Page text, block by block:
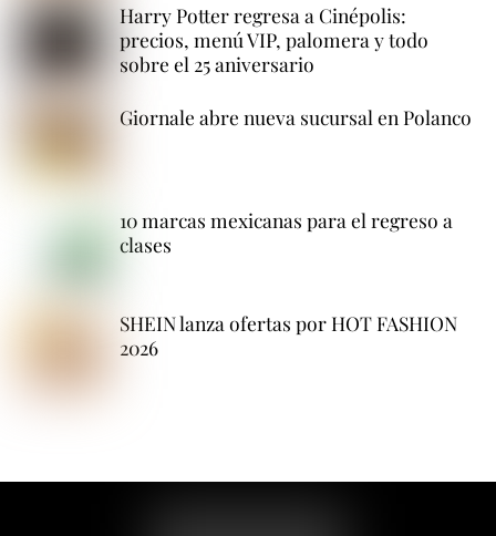
Harry Potter regresa a Cinépolis:
precios, menú VIP, palomera y todo
sobre el 25 aniversario
Giornale abre nueva sucursal en Polanco
10 marcas mexicanas para el regreso a
clases
SHEIN lanza ofertas por HOT FASHION
2026